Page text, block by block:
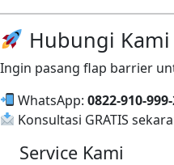
Hubungi Kami
Ingin pasang flap barrier
WhatsApp:0822-910-
Konsultasi GRATIS
Service Kami